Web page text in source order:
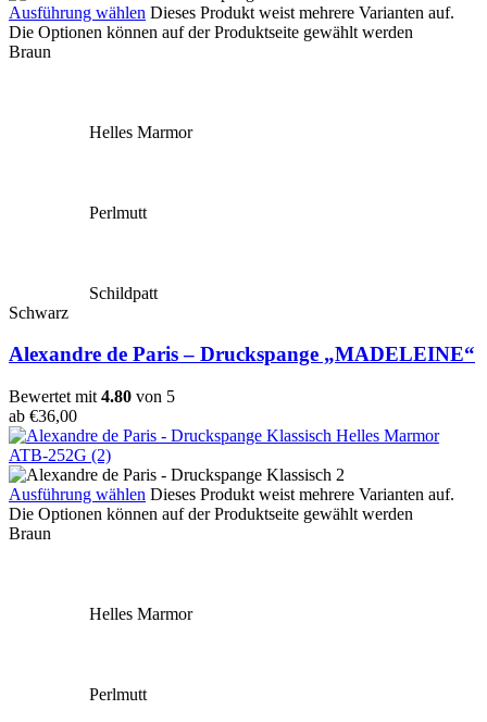
Ausführung wählen Dieses Produkt weist mehrere Varianten auf.
Die Optionen können auf der Produktseite gewählt werden
Braun
Helles Marmor
Perlmutt
Schildpatt
Schwarz
Alexandre de Paris – Druckspange „MADELEINE“
Bewertet mit 4.80 von 5
ab €36,00
Ausführung wählen Dieses Produkt weist mehrere Varianten auf.
Die Optionen können auf der Produktseite gewählt werden
Braun
Helles Marmor
Perlmutt